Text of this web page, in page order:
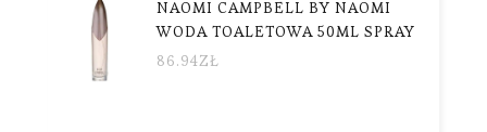
NAOMI CAMPBELL BY NAOMI
WODA TOALETOWA 50ML SPRAY
86.94ZŁ